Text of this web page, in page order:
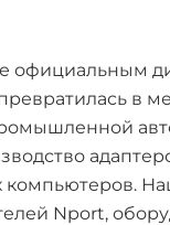
официальным
в
компьютеров.
Nport,